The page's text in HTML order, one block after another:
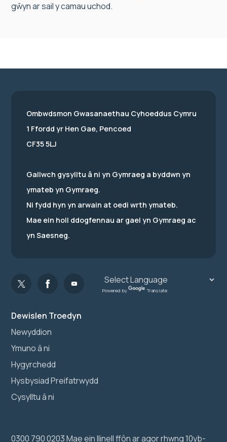
gŵyn ar sail y camau uchod.
Dewislen Troedyn
Newyddion
Ymuno â ni
Hygyrchedd
Hysbysiad Preifatrwydd
Cysylltu â ni
0300 790 0203 Mae ein llinell ffôn ar agor rhwng 10yb-
Ombwdsmon Gwasanaethau Cyhoeddus Cymru
1 Ffordd yr Hen Gae, Pencoed
CF35 5LJ
Gallwch gysylltu â ni yn Gymraeg a byddwn yn
ymateb yn Gymraeg.
Ni fydd hyn yn arwain at oedi wrth ymateb.
Mae ein holl ddogfennau ar gael yn Gymraeg ac
yn Saesneg.
Powered by Translate